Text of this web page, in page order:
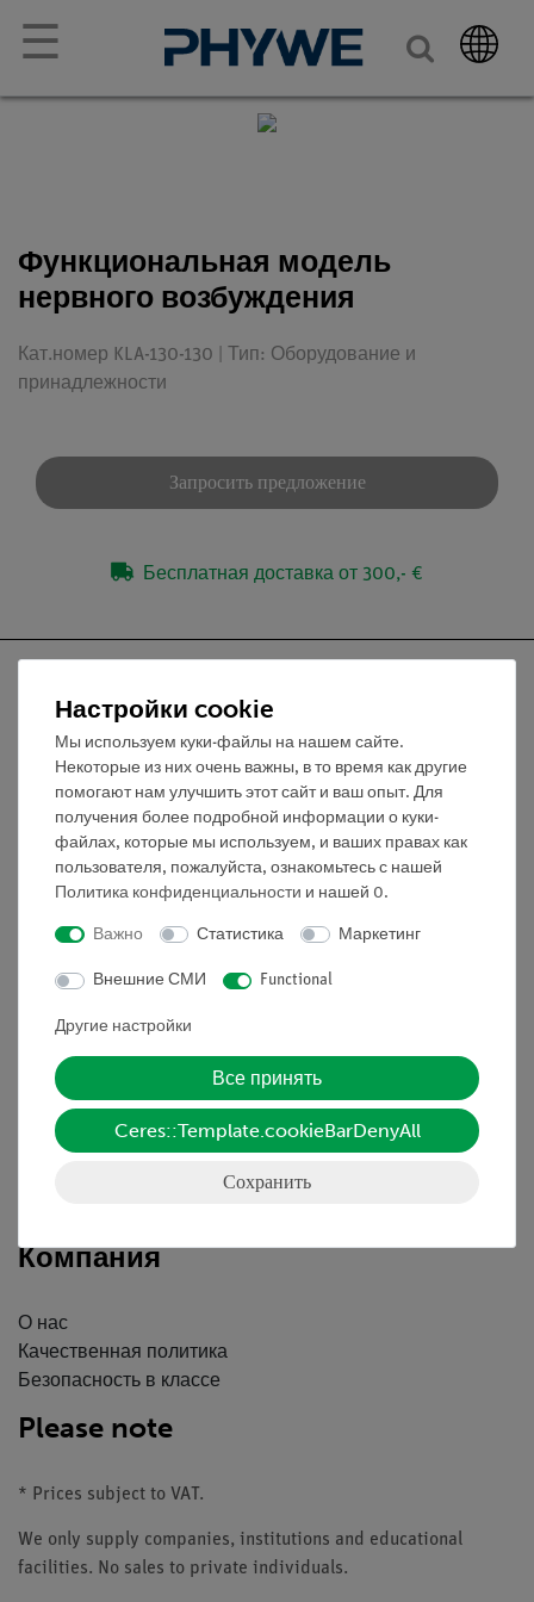
☰
Функциональная модель
нервного возбуждения
Кат.номер KLA-130-130 | Тип: Оборудование и
принадлежности
Запросить предложение
Бесплатная доставка от 300,- €
Nach oben
Информация
Контактное лицо
Условия сотрудничества
Вводные данные
Обслуживание
Краткий обзор услуг
Скачать
Каталоги
Компания
О нас
Качественная политика
Безопасность в классе
Please note
* Prices subject to VAT.
We only supply companies, institutions and educational
facilities. No sales to private individuals.
Настройки cookie
Мы используем куки-файлы на нашем сайте.
Некоторые из них очень важны, в то время как другие
помогают нам улучшить этот сайт и ваш опыт. Для
получения более подробной информации о куки-
файлах, которые мы используем, и ваших правах как
пользователя, пожалуйста, ознакомьтесь с нашей
Политика конфиденциальности и нашей 0.
Важно Статистика Маркетинг
Внешние СМИ Functional
Другие настройки
Все принять
Ceres::Template.cookieBarDenyAll
Сохранить